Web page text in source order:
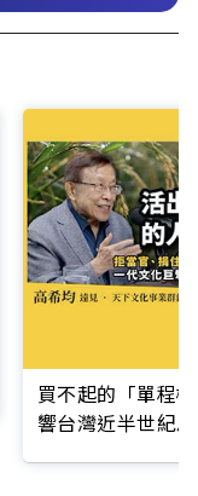
買不起的「單程
響台灣近半世紀